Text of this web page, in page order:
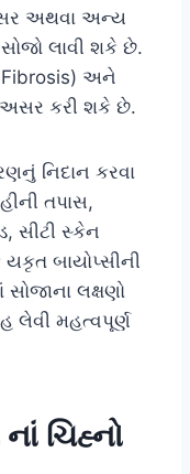
અથવા અન્ય
લાવી શકે છે.
Fibrosis) અને
કરી શકે છે.
નિદાન કરવા
તપાસ,
સીટી સ્કેન
બાયોપ્સીની
લક્ષણો
લેવી મહત્વપૂર્ણ
ચિહ્નો